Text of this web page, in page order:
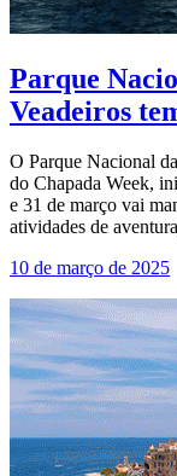
Parque
Veadeiros
O Parque Nacional
do Chapada Week,
e 31 de março vai
atividades de
10 de março de 2025